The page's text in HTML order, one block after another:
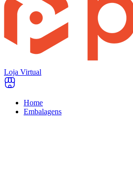
Loja Virtual
Home
Embalagens